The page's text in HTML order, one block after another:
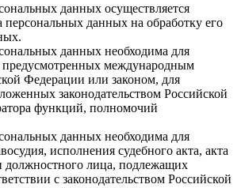
данных осуществляется
персональных данных на обработку его
данных необходима для
предусмотренных международным
Федерации или законом, для
законодательством Российской
функций, полномочий
данных необходима для
исполнения судебного акта, акта
должностного лица, подлежащих
с законодательством Российской